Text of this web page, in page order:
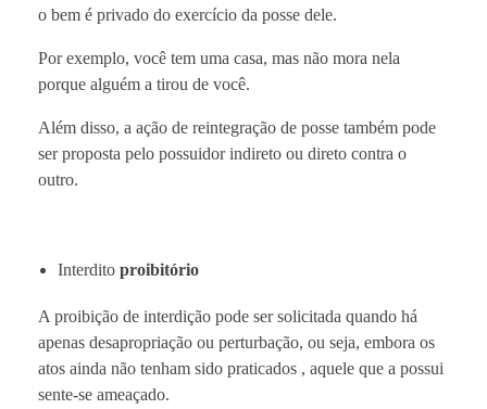
o bem é privado do exercício da posse dele.
Por exemplo, você tem uma casa, mas não mora nela
porque alguém a tirou de você.
Além disso, a ação de reintegração de posse também pode
ser proposta pelo possuidor indireto ou direto contra o
outro.
Interdito proibitório
A proibição de interdição pode ser solicitada quando há
apenas desapropriação ou perturbação, ou seja, embora os
atos ainda não tenham sido praticados , aquele que a possui
sente-se ameaçado.